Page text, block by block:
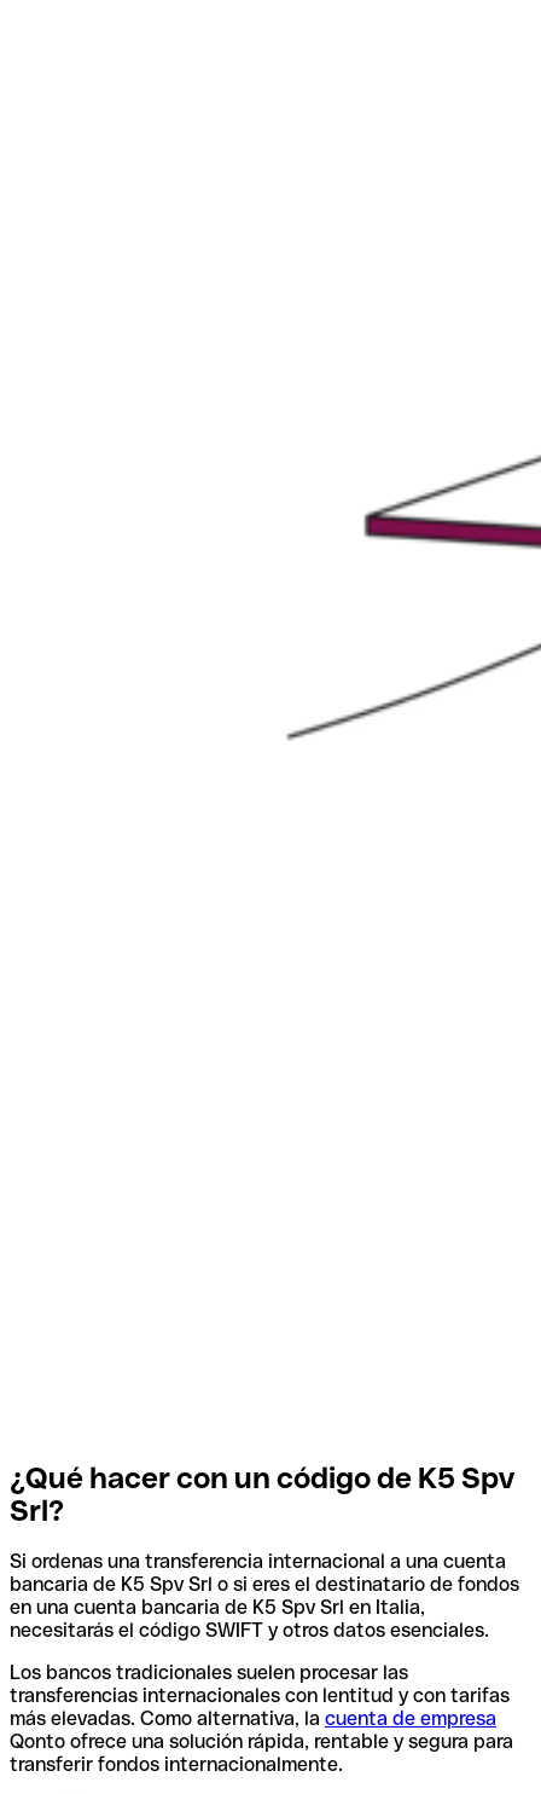
¿Qué hacer con un código de K5 Spv
Srl?
Si ordenas una transferencia internacional a una cuenta
bancaria de K5 Spv Srl o si eres el destinatario de fondos
en una cuenta bancaria de K5 Spv Srl en Italia,
necesitarás el código SWIFT y otros datos esenciales.
Los bancos tradicionales suelen procesar las
transferencias internacionales con lentitud y con tarifas
más elevadas. Como alternativa, la cuenta de empresa
Qonto ofrece una solución rápida, rentable y segura para
transferir fondos internacionalmente.